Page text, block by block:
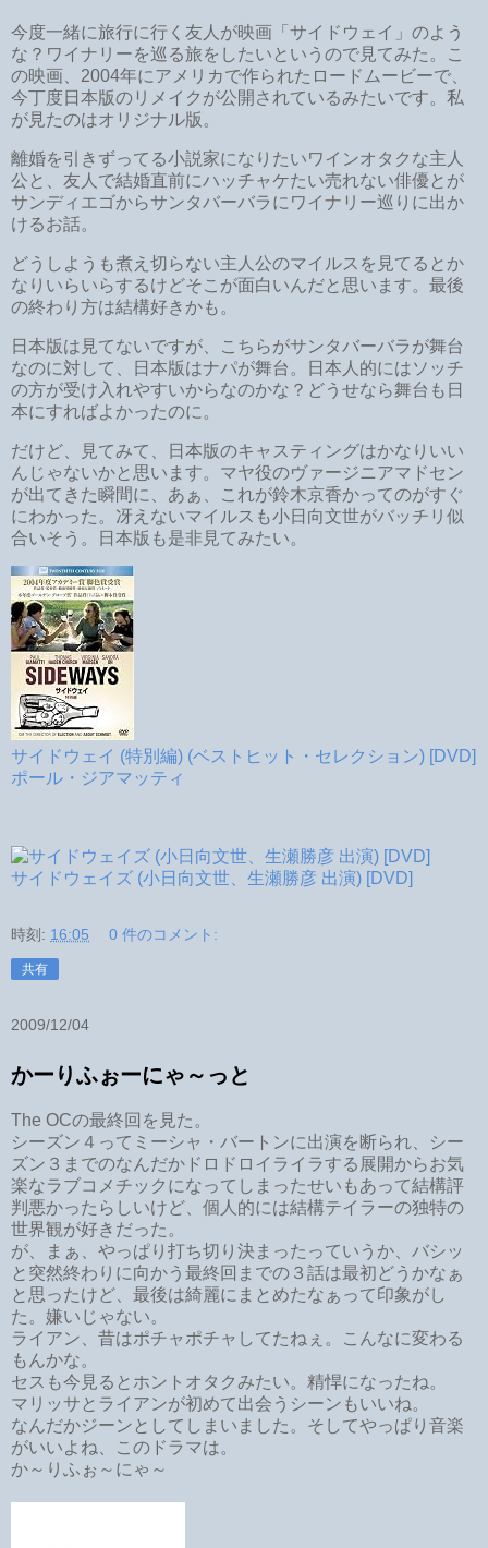
今度一緒に旅行に行く友人が映画「サイドウェイ」のよう
な？ワイナリーを巡る旅をしたいというので見てみた。こ
の映画、2004年にアメリカで作られたロードムービーで、
今丁度日本版のリメイクが公開されているみたいです。私
が見たのはオリジナル版。
離婚を引きずってる小説家になりたいワインオタクな主人
公と、友人で結婚直前にハッチャケたい売れない俳優とが
サンディエゴからサンタバーバラにワイナリー巡りに出か
けるお話。
どうしようも煮え切らない主人公のマイルスを見てるとか
なりいらいらするけどそこが面白いんだと思います。最後
の終わり方は結構好きかも。
日本版は見てないですが、こちらがサンタバーバラが舞台
なのに対して、日本版はナパが舞台。日本人的にはソッチ
の方が受け入れやすいからなのかな？どうせなら舞台も日
本にすればよかったのに。
だけど、見てみて、日本版のキャスティングはかなりいい
んじゃないかと思います。マヤ役のヴァージニアマドセン
が出てきた瞬間に、あぁ、これが鈴木京香かってのがすぐ
にわかった。冴えないマイルスも小日向文世がバッチリ似
合いそう。日本版も是非見てみたい。
サイドウェイ (特別編) (ベストヒット・セレクション) [DVD]
ポール・ジアマッティ
サイドウェイズ (小日向文世、生瀬勝彦 出演) [DVD]
時刻: 16:05 0 件のコメント:
共有
2009/12/04
かーりふぉーにゃ～っと
The OCの最終回を見た。
シーズン４ってミーシャ・バートンに出演を断られ、シー
ズン３までのなんだかドロドロイライラする展開からお気
楽なラブコメチックになってしまったせいもあって結構評
判悪かったらしいけど、個人的には結構テイラーの独特の
世界観が好きだった。
が、まぁ、やっぱり打ち切り決まったっていうか、バシッ
と突然終わりに向かう最終回までの３話は最初どうかなぁ
と思ったけど、最後は綺麗にまとめたなぁって印象がし
た。嫌いじゃない。
ライアン、昔はポチャポチャしてたねぇ。こんなに変わる
もんかな。
セスも今見るとホントオタクみたい。精悍になったね。
マリッサとライアンが初めて出会うシーンもいいね。
なんだかジーンとしてしまいました。そしてやっぱり音楽
がいいよね、このドラマは。
か～りふぉ～にゃ～